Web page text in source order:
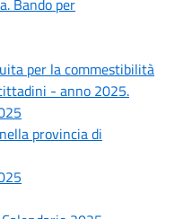
per la commestibilità
- anno 2025.
provincia di